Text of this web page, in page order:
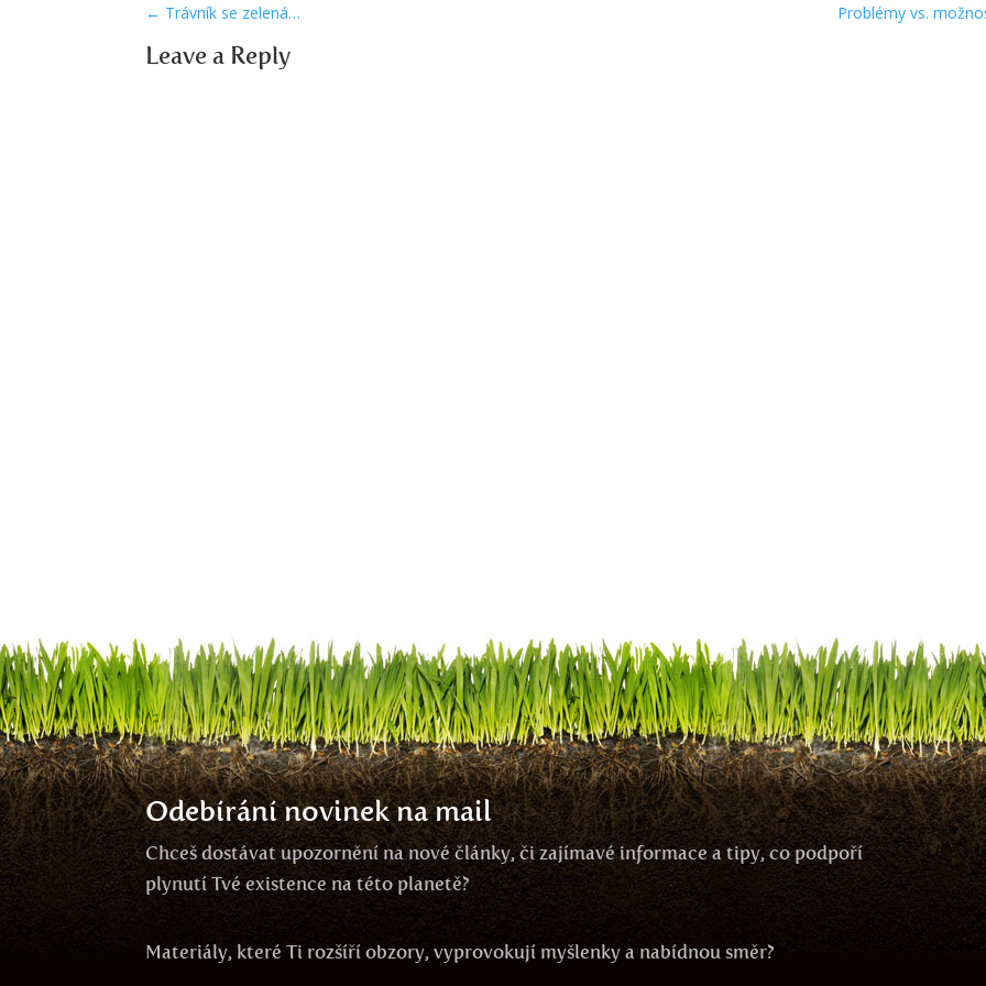
← Trávník se zelená… Problémy vs.
Leave a Reply
Odebírání novinek na mail
Chceš dostávat upozornění na nové články, či zajímavé informace a tipy, co podpoří
plynutí Tvé existence na této planetě?
Materiály, které Ti rozšíří obzory, vyprovokují myšlenky a nabídnou směr?